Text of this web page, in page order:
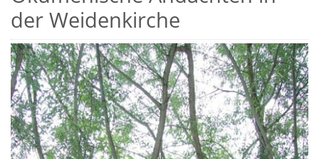
der Weidenkirche